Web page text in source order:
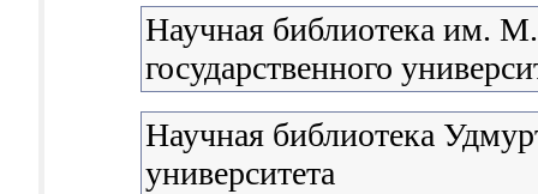
Научная библиотека им.
государственного
Научная библиотека
университета